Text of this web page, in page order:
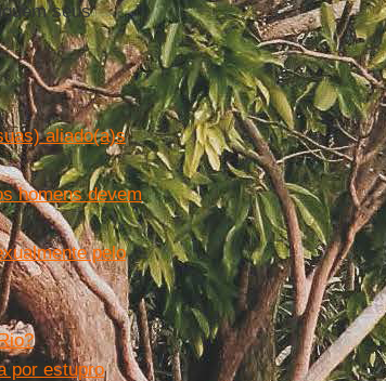
seus
aliado(a)s
homens devem
pelo
por estupro